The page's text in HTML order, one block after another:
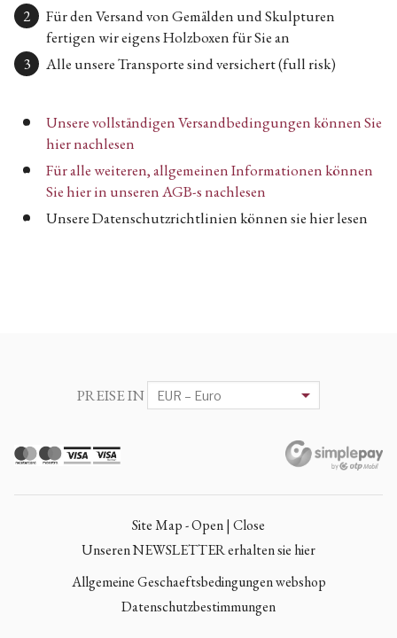
Für den Versand von Gemälden und Skulpturen
fertigen wir eigens Holzboxen für Sie an
Alle unsere Transporte sind versichert (full risk)
Unsere vollständigen Versandbedingungen können Sie
hier nachlesen
Für alle weiteren, allgemeinen Informationen können
Sie hier in unseren AGB-s nachlesen
Unsere Datenschutzrichtlinien können sie hier lesen
PREISE IN
Site Map - Open | Close
Unseren NEWSLETTER erhalten sie hier
Allgemeine Geschaeftsbedingungen webshop
Datenschutzbestimmungen